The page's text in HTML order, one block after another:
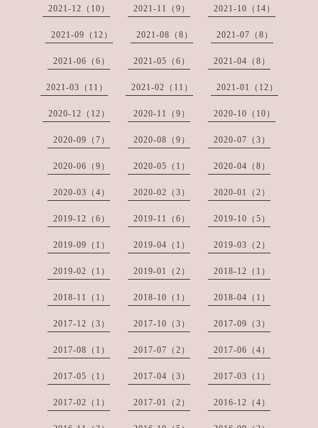
2021-12（10） 2021-11（9） 2021-10（14）
2021-09（12） 2021-08（8） 2021-07（8）
2021-06（6） 2021-05（6） 2021-04（8）
2021-03（11） 2021-02（11） 2021-01（12）
2020-12（12） 2020-11（9） 2020-10（10）
2020-09（7） 2020-08（9） 2020-07（3）
2020-06（9） 2020-05（1） 2020-04（8）
2020-03（4） 2020-02（3） 2020-01（2）
2019-12（6） 2019-11（6） 2019-10（5）
2019-09（1） 2019-04（1） 2019-03（2）
2019-02（1） 2019-01（2） 2018-12（1）
2018-11（1） 2018-10（1） 2018-04（1）
2017-12（3） 2017-10（3） 2017-09（3）
2017-08（1） 2017-07（2） 2017-06（4）
2017-05（1） 2017-04（3） 2017-03（1）
2017-02（1） 2017-01（2） 2016-12（4）